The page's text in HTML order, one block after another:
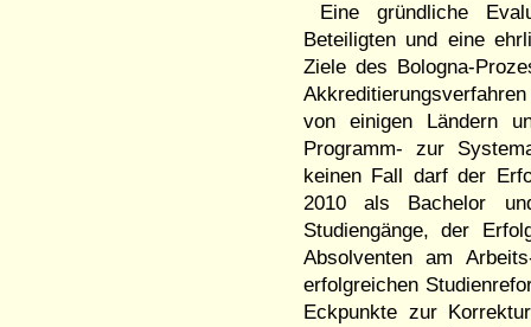
Eine gründliche
Beteiligten und eine
Ziele des Bologna-
von einigen Ländern
Programm- zur
keinen Fall darf der
2010 als Bachelor
Studiengänge, der
Absolventen am
erfolgreichen
Eckpunkte zur